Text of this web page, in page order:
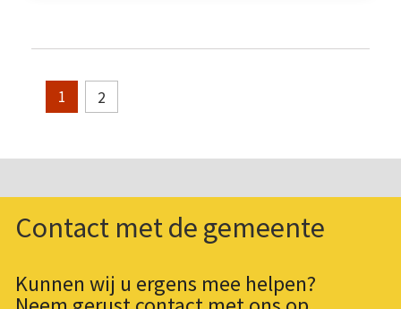
1 2
Contact met de gemeente
Kunnen wij u ergens mee helpen?